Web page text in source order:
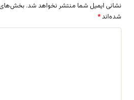
نشانی ایمیل شما منتشر نخواهد شد. بخش‌های
شده‌اند *